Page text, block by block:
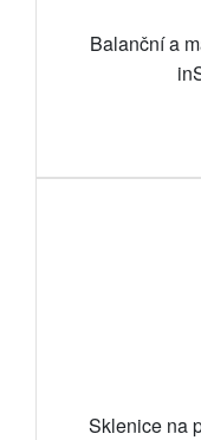
Balanční a
Sklenice na